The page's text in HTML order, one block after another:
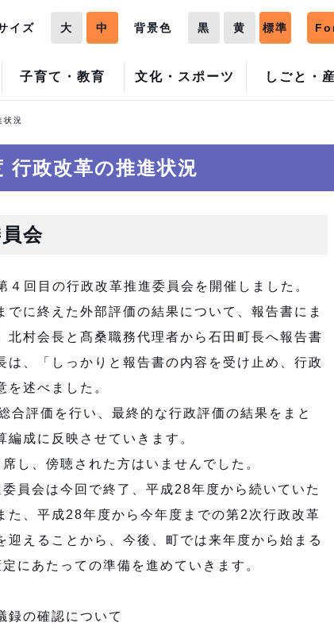
子育て・教育 文化・スポーツ しごと・
イズ 大 中 背景色 黒 黄 標準
状況
行政改革の推進状況
会
回目の行政改革推進委員会を開催しました。
に終えた外部評価の結果について、報告書にま
北村会長と髙桑職務代理者から石田町長へ報告書
は、「しっかりと報告書の内容を受け止め、行政
述べました。
評価を行い、最終的な行政評価の結果をまと
成に反映させていきます。
し、傍聴された方はいませんでした。
員会は今回で終了、平成28年度から続いていた
た、平成28年度から今年度までの第2次行政改革
えることから、今後、町では来年度から始まる
にあたっての準備を進めていきます。
録の確認について